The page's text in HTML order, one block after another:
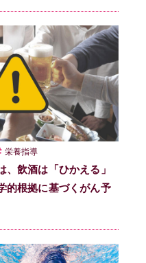
栄養指導
、飲酒は「ひかえる」
根拠に基づくがん予